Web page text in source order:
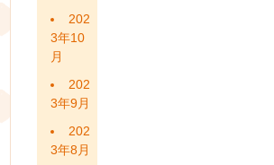
202
3年10
月
202
3年9月
202
3年8月